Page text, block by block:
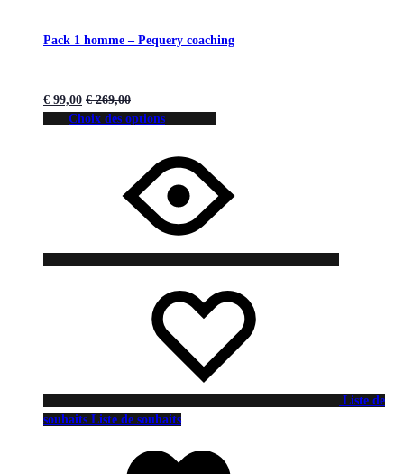
Pack 1 homme – Pequery coaching
€ 99,00 €269,00
Choix des options
Liste de
souhaits Liste de souhaits